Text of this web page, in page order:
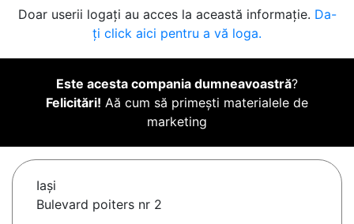
Doar userii logați au acces la această informație. Da-
ți click aici pentru a vă loga.
Este acesta compania dumneavoastră?
Felicitări! Aă cum să primești materialele de
marketing
Iaşi
Bulevard poiters nr 2